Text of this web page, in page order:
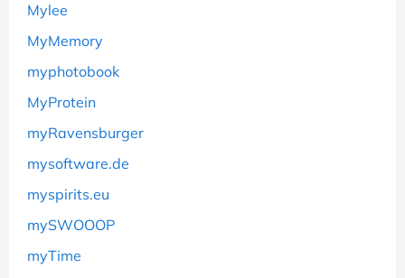
Mylee
MyMemory
myphotobook
MyProtein
myRavensburger
mysoftware.de
myspirits.eu
mySWOOOP
myTime